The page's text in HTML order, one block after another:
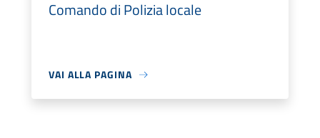
Comando di Polizia locale
VAI ALLA PAGINA